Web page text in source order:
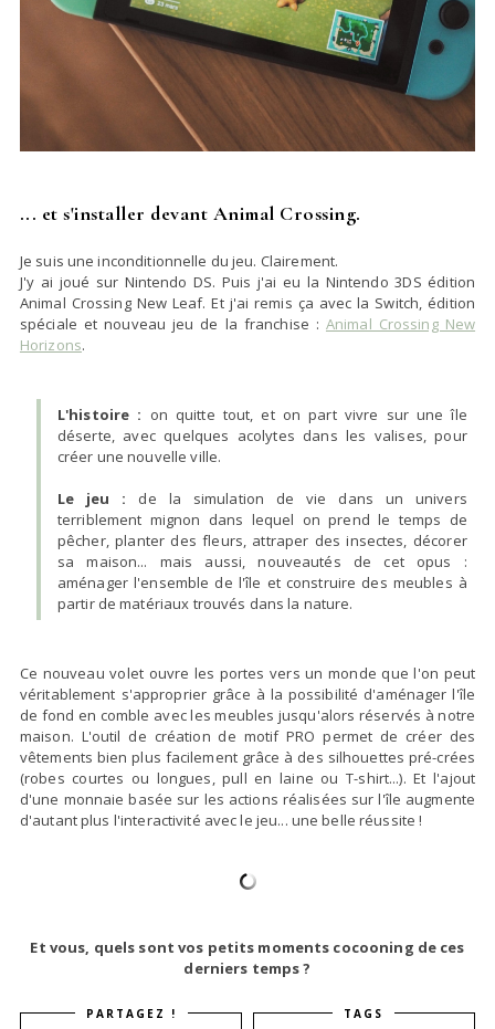
... et s'installer devant Animal Crossing.
Je suis une inconditionnelle du jeu. Clairement.
J'y ai joué sur Nintendo DS. Puis j'ai eu la Nintendo 3DS édition
Animal Crossing New Leaf. Et j'ai remis ça avec la Switch, édition
spéciale et nouveau jeu de la franchise : Animal Crossing New
Horizons.
L'histoire : on quitte tout, et on part vivre sur une île
déserte, avec quelques acolytes dans les valises, pour
créer une nouvelle ville.
Le jeu : de la simulation de vie dans un univers
terriblement mignon dans lequel on prend le temps de
pêcher, planter des fleurs, attraper des insectes, décorer
sa maison... mais aussi, nouveautés de cet opus :
aménager l'ensemble de l'île et construire des meubles à
partir de matériaux trouvés dans la nature.
Ce nouveau volet ouvre les portes vers un monde que l'on peut
véritablement s'approprier grâce à la possibilité d'aménager l'île
de fond en comble avec les meubles jusqu'alors réservés à notre
maison. L'outil de création de motif PRO permet de créer des
vêtements bien plus facilement grâce à des silhouettes pré-crées
(robes courtes ou longues, pull en laine ou T-shirt...). Et l'ajout
d'une monnaie basée sur les actions réalisées sur l'île augmente
d'autant plus l'interactivité avec le jeu... une belle réussite !
Et vous, quels sont vos petits moments cocooning de ces
derniers temps ?
PARTAGEZ !
TAGS